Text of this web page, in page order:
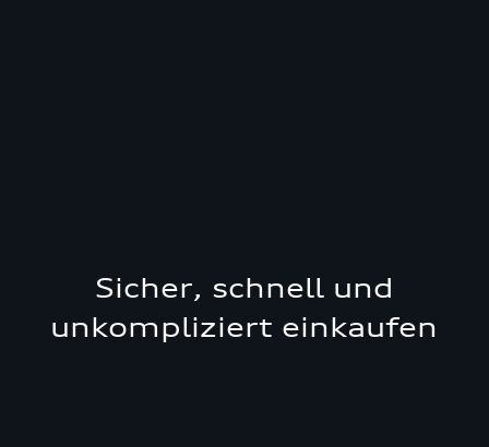
Sicher, schnell und
unkompliziert einkaufen